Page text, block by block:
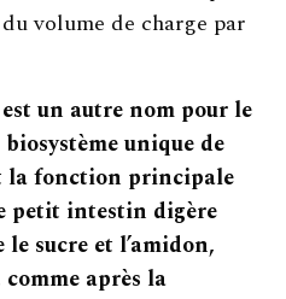
volume de charge par
un autre nom pour le
unique de
la fonction principale
petit intestin digère
sucre et l’amidon,
après la